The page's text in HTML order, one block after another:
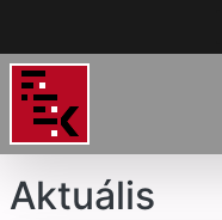
Aktuális